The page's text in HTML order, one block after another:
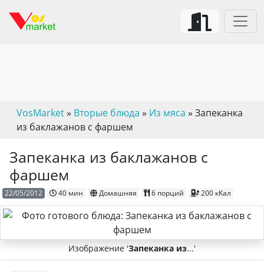
VosMarket» Вторые блюда » Из мяса » Запеканка
из баклажанов с фаршем
Запеканка из баклажанов с
фаршем
22/05/2012 40 мин Домашняя 6 порций 200 кКал
Изображение 'Запеканка из...'